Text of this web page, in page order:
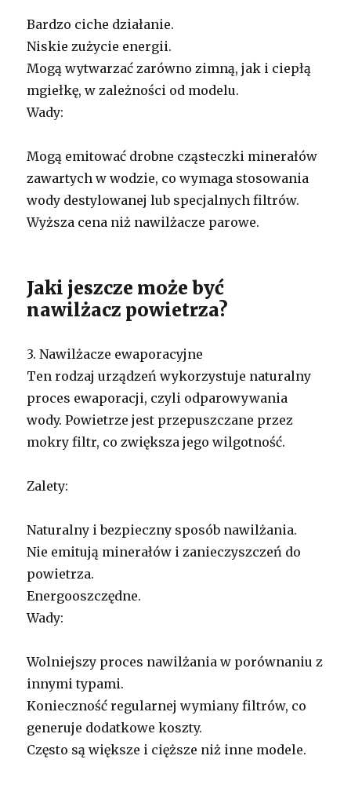
Bardzo ciche działanie.
Niskie zużycie energii.
Mogą wytwarzać zarówno zimną, jak i ciepłą
mgiełkę, w zależności od modelu.
Wady:
Mogą emitować drobne cząsteczki minerałów
zawartych w wodzie, co wymaga stosowania
wody destylowanej lub specjalnych filtrów.
Wyższa cena niż nawilżacze parowe.
Jaki jeszcze może być
nawilżacz powietrza?
3. Nawilżacze ewaporacyjne
Ten rodzaj urządzeń wykorzystuje naturalny
proces ewaporacji, czyli odparowywania
wody. Powietrze jest przepuszczane przez
mokry filtr, co zwiększa jego wilgotność.
Zalety:
Naturalny i bezpieczny sposób nawilżania.
Nie emitują minerałów i zanieczyszczeń do
powietrza.
Energooszczędne.
Wady:
Wolniejszy proces nawilżania w porównaniu z
innymi typami.
Konieczność regularnej wymiany filtrów, co
generuje dodatkowe koszty.
Często są większe i cięższe niż inne modele.